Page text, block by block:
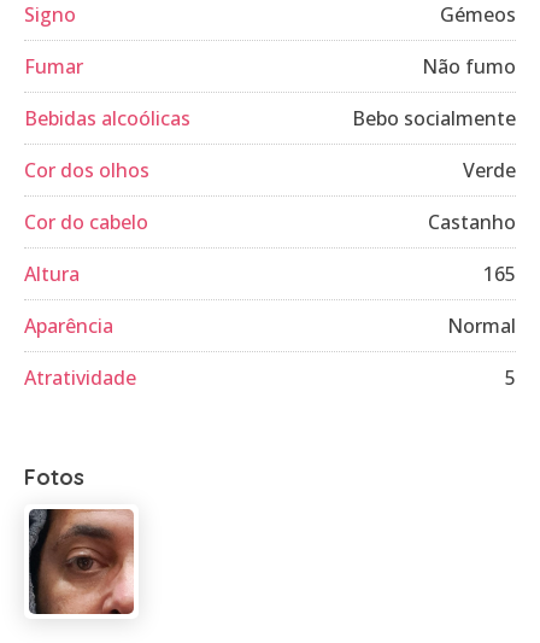
Signo
Gémeos
Fumar
Não fumo
Bebidas alcoólicas
Bebo socialmente
Cor dos olhos
Verde
Cor do cabelo
Castanho
Altura
165
Aparência
Normal
Atratividade
5
Fotos